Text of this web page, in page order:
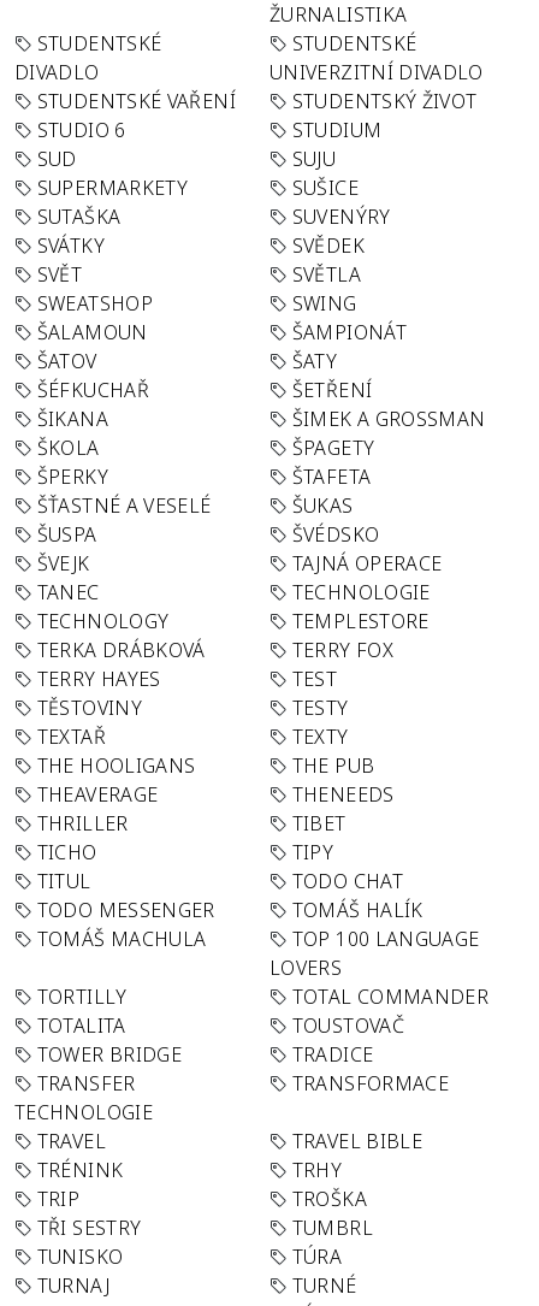
ŽURNALISTIKA
STUDENTSKÉ
DIVADLO
STUDENTSKÉ
UNIVERZITNÍ DIVADLO
STUDENTSKÉ VAŘENÍ
STUDENTSKÝ ŽIVOT
STUDIO 6
STUDIUM
SUD
SUJU
SUPERMARKETY
SUŠICE
SUTAŠKA
SUVENÝRY
SVÁTKY
SVĚDEK
SVĚT
SVĚTLA
SWEATSHOP
SWING
ŠALAMOUN
ŠAMPIONÁT
ŠATOV
ŠATY
ŠÉFKUCHAŘ
ŠETŘENÍ
ŠIKANA
ŠIMEK A GROSSMAN
ŠKOLA
ŠPAGETY
ŠPERKY
ŠTAFETA
ŠŤASTNÉ A VESELÉ
ŠUKAS
ŠUSPA
ŠVÉDSKO
ŠVEJK
TAJNÁ OPERACE
TANEC
TECHNOLOGIE
TECHNOLOGY
TEMPLESTORE
TERKA DRÁBKOVÁ
TERRY FOX
TERRY HAYES
TEST
TĚSTOVINY
TESTY
TEXTAŘ
TEXTY
THE HOOLIGANS
THE PUB
THEAVERAGE
THENEEDS
THRILLER
TIBET
TICHO
TIPY
TITUL
TODO CHAT
TODO MESSENGER
TOMÁŠ HALÍK
TOMÁŠ MACHULA
TOP 100 LANGUAGE
LOVERS
TORTILLY
TOTAL COMMANDER
TOTALITA
TOUSTOVAČ
TOWER BRIDGE
TRADICE
TRANSFER
TECHNOLOGIE
TRANSFORMACE
TRAVEL
TRAVEL BIBLE
TRÉNINK
TRHY
TRIP
TROŠKA
TŘI SESTRY
TUMBRL
TUNISKO
TÚRA
TURNAJ
TURNÉ